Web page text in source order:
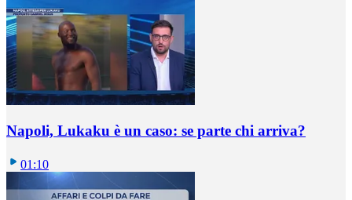
Napoli, Lukaku è un caso: se parte chi arriva?
01:10